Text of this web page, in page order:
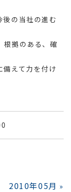
後の当社の進む
根拠のある、確
備えて力を付け
2010年05月 »